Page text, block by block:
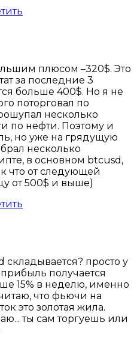
плюсом –320$. Это
за последние 3
больше 400$. Но я не
поторговал по
несколько
по нефти. Поэтому и
но уже на грядущую
несколько
в основном btcusd,
что от следующей
от 500$ и выше)
складывается? просто у
получается
15% в неделю, именно
что фьючи на
это золотая жила.
ты сам торгуешь или